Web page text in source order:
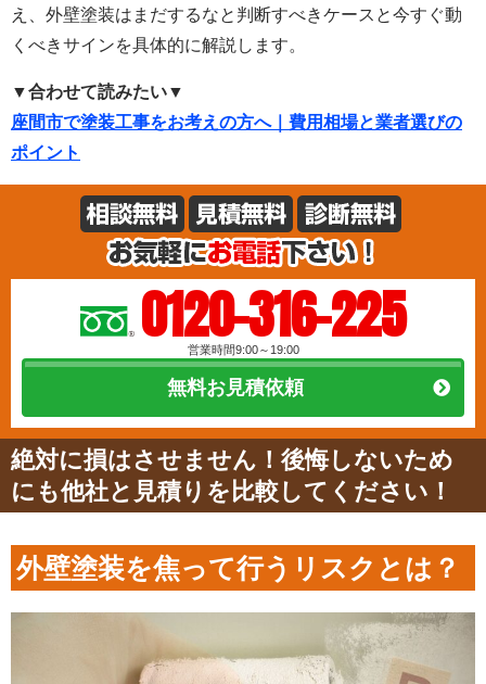
え、外壁塗装はまだするなと判断すべきケースと今すぐ動
くべきサインを具体的に解説します。
▼合わせて読みたい▼
座間市で塗装工事をお考えの方へ｜費用相場と業者選びの
ポイント
0120-316-225
営業時間9:00～19:00
無料お見積依頼
絶対に損はさせません！後悔しないため
にも他社と見積りを比較してください！
外壁塗装を焦って行うリスクとは？